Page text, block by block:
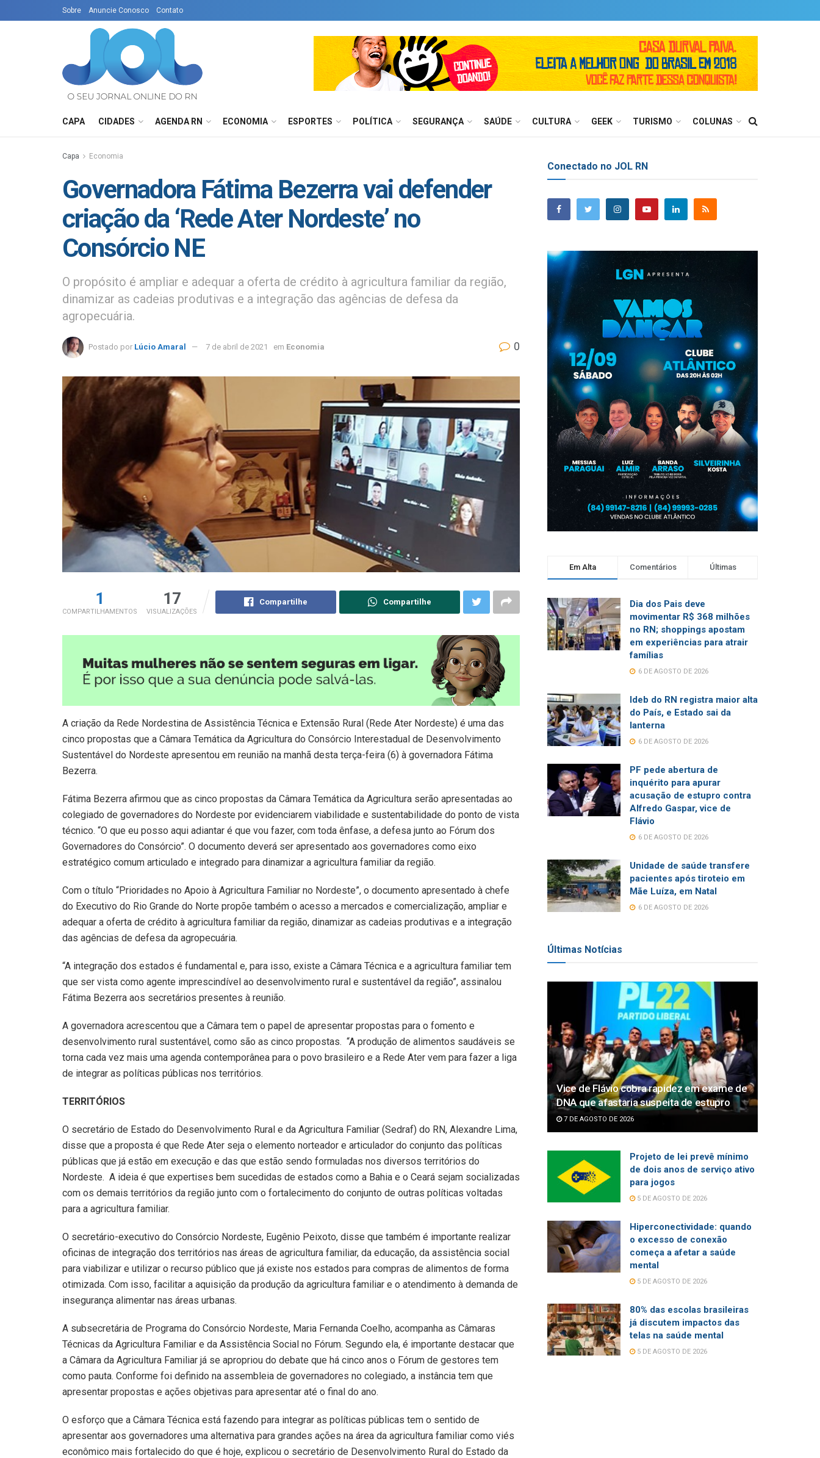
Sobre Anuncie Conosco Contato
CAPA CIDADES AGENDA RN ECONOMIA ESPORTES POLÍTICA SEGURANÇA SAÚDE CULTURA GEEK TURISMO COLUNAS
Capa Economia
Governadora Fátima Bezerra vai defender
criação da ‘Rede Ater Nordeste’ no
Consórcio NE
O propósito é ampliar e adequar a oferta de crédito à agricultura familiar da região,
dinamizar as cadeias produtivas e a integração das agências de defesa da
agropecuária.
Postado por Lúcio Amaral 7 de abril de 2021 em Economia 0
1
COMPARTILHAMENTOS
17
VISUALIZAÇÕES
Compartilhe Compartilhe
A criação da Rede Nordestina de Assistência Técnica e Extensão Rural (Rede Ater Nordeste) é uma das
cinco propostas que a Câmara Temática da Agricultura do Consórcio Interestadual de Desenvolvimento
Sustentável do Nordeste apresentou em reunião na manhã desta terça-feira (6) à governadora Fátima
Bezerra.
Fátima Bezerra afirmou que as cinco propostas da Câmara Temática da Agricultura serão apresentadas ao
colegiado de governadores do Nordeste por evidenciarem viabilidade e sustentabilidade do ponto de vista
técnico. “O que eu posso aqui adiantar é que vou fazer, com toda ênfase, a defesa junto ao Fórum dos
Governadores do Consórcio”. O documento deverá ser apresentado aos governadores como eixo
estratégico comum articulado e integrado para dinamizar a agricultura familiar da região.
Com o título “Prioridades no Apoio à Agricultura Familiar no Nordeste”, o documento apresentado à chefe
do Executivo do Rio Grande do Norte propõe também o acesso a mercados e comercialização, ampliar e
adequar a oferta de crédito à agricultura familiar da região, dinamizar as cadeias produtivas e a integração
das agências de defesa da agropecuária.
“A integração dos estados é fundamental e, para isso, existe a Câmara Técnica e a agricultura familiar tem
que ser vista como agente imprescindível ao desenvolvimento rural e sustentável da região”, assinalou
Fátima Bezerra aos secretários presentes à reunião.
A governadora acrescentou que a Câmara tem o papel de apresentar propostas para o fomento e
desenvolvimento rural sustentável, como são as cinco propostas. “A produção de alimentos saudáveis se
torna cada vez mais uma agenda contemporânea para o povo brasileiro e a Rede Ater vem para fazer a liga
de integrar as políticas públicas nos territórios.
TERRITÓRIOS
O secretário de Estado do Desenvolvimento Rural e da Agricultura Familiar (Sedraf) do RN, Alexandre Lima,
disse que a proposta é que Rede Ater seja o elemento norteador e articulador do conjunto das políticas
públicas que já estão em execução e das que estão sendo formuladas nos diversos territórios do
Nordeste. A ideia é que expertises bem sucedidas de estados como a Bahia e o Ceará sejam socializadas
com os demais territórios da região junto com o fortalecimento do conjunto de outras políticas voltadas
para a agricultura familiar.
O secretário-executivo do Consórcio Nordeste, Eugênio Peixoto, disse que também é importante realizar
oficinas de integração dos territórios nas áreas de agricultura familiar, da educação, da assistência social
para viabilizar e utilizar o recurso público que já existe nos estados para compras de alimentos de forma
otimizada. Com isso, facilitar a aquisição da produção da agricultura familiar e o atendimento à demanda de
insegurança alimentar nas áreas urbanas.
A subsecretária de Programa do Consórcio Nordeste, Maria Fernanda Coelho, acompanha as Câmaras
Técnicas da Agricultura Familiar e da Assistência Social no Fórum. Segundo ela, é importante destacar que
a Câmara da Agricultura Familiar já se apropriou do debate que há cinco anos o Fórum de gestores tem
como pauta. Conforme foi definido na assembleia de governadores no colegiado, a instância tem que
apresentar propostas e ações objetivas para apresentar até o final do ano.
O esforço que a Câmara Técnica está fazendo para integrar as políticas públicas tem o sentido de
apresentar aos governadores uma alternativa para grandes ações na área da agricultura familiar como viés
econômico mais fortalecido do que é hoje, explicou o secretário de Desenvolvimento Rural do Estado da
Conectado no JOL RN
Em Alta Comentários Últimas
Dia dos Pais deve
movimentar R$ 368 milhões
no RN; shoppings apostam
em experiências para atrair
famílias
6 DE AGOSTO DE 2026
Ideb do RN registra maior alta
do País, e Estado sai da
lanterna
6 DE AGOSTO DE 2026
PF pede abertura de
inquérito para apurar
acusação de estupro contra
Alfredo Gaspar, vice de
Flávio
6 DE AGOSTO DE 2026
Unidade de saúde transfere
pacientes após tiroteio em
Mãe Luíza, em Natal
6 DE AGOSTO DE 2026
Últimas Notícias
Vice de Flávio cobra rapidez em exame de
DNA que afastaria suspeita de estupro
7 DE AGOSTO DE 2026
Projeto de lei prevê mínimo
de dois anos de serviço ativo
para jogos
5 DE AGOSTO DE 2026
Hiperconectividade: quando
o excesso de conexão
começa a afetar a saúde
mental
5 DE AGOSTO DE 2026
80% das escolas brasileiras
já discutem impactos das
telas na saúde mental
5 DE AGOSTO DE 2026